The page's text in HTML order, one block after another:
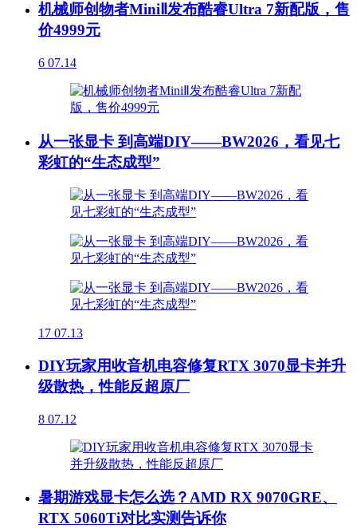
机械师创物者MiniⅡ发布酷睿Ultra 7新配版，售
价4999元
6 07.14
从一张显卡 到高端DIY——BW2026，看见七
彩虹的“生态成型”
17 07.13
DIY玩家用收音机电容修复RTX 3070显卡并升
级散热，性能反超原厂
8 07.12
暑期游戏显卡怎么选？AMD RX 9070GRE、
RTX 5060Ti对比实测告诉你